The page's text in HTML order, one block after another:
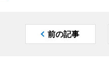
前の記事